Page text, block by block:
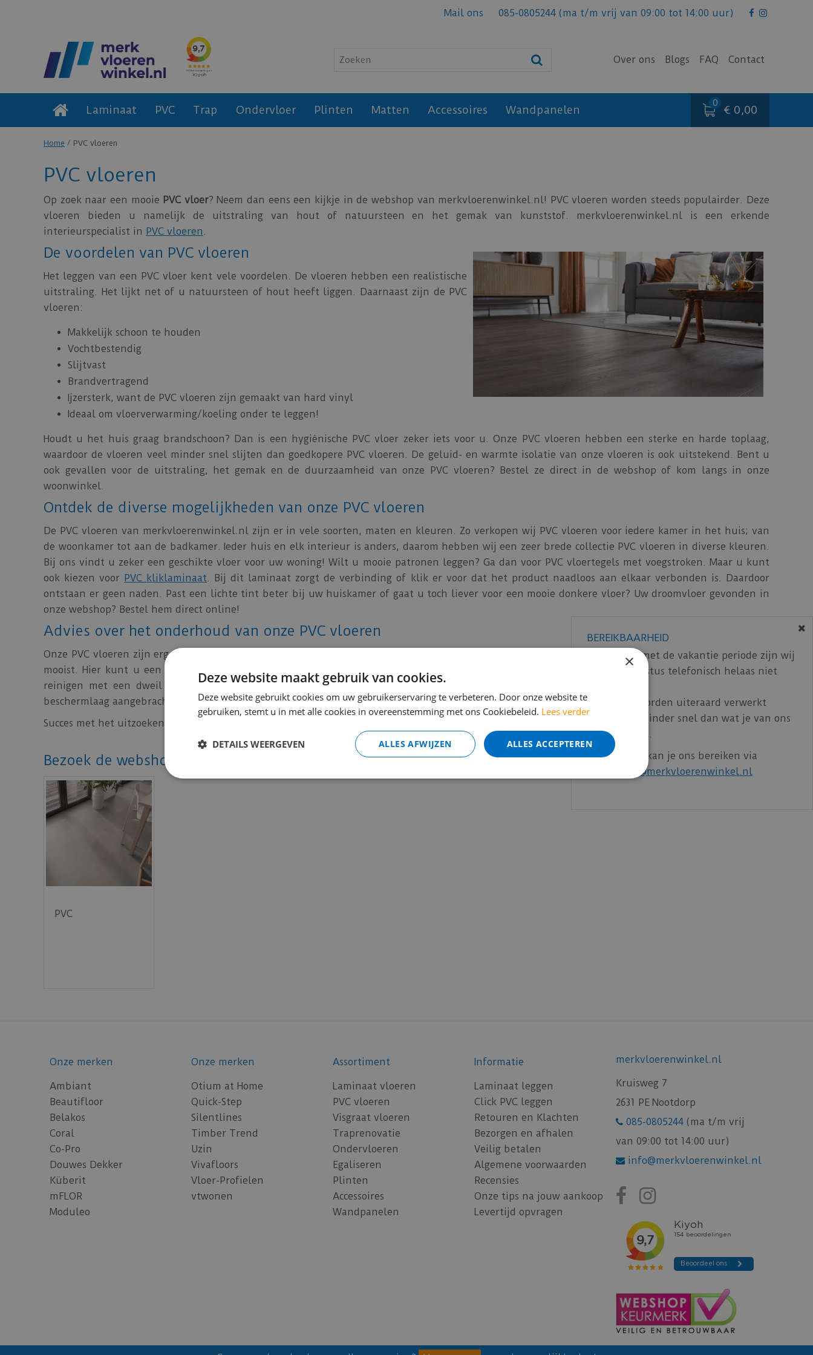
Home PVC vloeren
Mail ons 085-0805244 (ma t/m vrij van 09:00 tot 14:00 uur)
Over ons Blogs FAQ Contact
Laminaat PVC Trap Ondervloer Plinten Matten Accessoires Wandpanelen € 0,00
PVC vloeren
Op zoek naar een mooie PVC vloer? Neem dan eens een kijkje in de webshop van merkvloerenwinkel.nl! PVC vloeren worden steeds populairder. Deze
vloeren bieden u namelijk de uitstraling van hout of natuursteen en het gemak van kunststof. merkvloerenwinkel.nl is een erkende
interieurspecialist in PVC vloeren .
De voordelen van PVC vloeren
Het leggen van een PVC vloer kent vele voordelen. De vloeren hebben een realistische
uitstraling. Het lijkt net of u natuursteen of hout heeft liggen. Daarnaast zijn de PVC
vloeren:
Makkelijk schoon te houden
Vochtbestendig
Slijtvast
Brandvertragend
Ijzersterk, want de PVC vloeren zijn gemaakt van hard vinyl
Ideaal om vloerverwarming/koeling onder te leggen!
Houdt u het huis graag brandschoon? Dan is een hygiënische PVC vloer zeker iets voor u. Onze PVC vloeren hebben een sterke en harde toplaag,
waardoor de vloeren veel minder snel slijten dan goedkopere PVC vloeren. De geluid- en warmte isolatie van onze vloeren is ook uitstekend. Bent u
ook gevallen voor de uitstraling, het gemak en de duurzaamheid van onze PVC vloeren? Bestel ze direct in de webshop of kom langs in onze
woonwinkel.
Ontdek de diverse mogelijkheden van onze PVC vloeren
De PVC vloeren van merkvloerenwinkel.nl zijn er in vele soorten, maten en kleuren. Zo verkopen wij PVC vloeren voor iedere kamer in het huis; van
de woonkamer tot aan de badkamer. Ieder huis en elk interieur is anders, daarom hebben wij een zeer brede collectie PVC vloeren in diverse kleuren.
Bij ons vindt u zeker een geschikte vloer voor uw woning! Wilt u mooie patronen leggen? Ga dan voor PVC vloertegels met voegstroken. Maar u kunt
ook kiezen voor PVC kliklaminaat . Bij dit laminaat zorgt de verbinding of klik er voor dat het product naadloos aan elkaar verbonden is. Daardoor
ontstaan er geen naden. Past een lichte tint beter bij uw huiskamer of gaat u toch liever voor een mooie donkere vloer? Uw droomvloer gevonden in
onze webshop? Bestel hem direct online!
Advies over het onderhoud van onze PVC vloeren
Onze PVC vloeren zijn erg gemakkelijk in
, maar geen enkele vloer is onderhoudsvrij. Door de vloer dagelijks te onderhouden blijft hij het
mooist. Hier kunt u een wisser of een stofzuiger met een zacht mondstuk voor gebruiken. Daarnaast is het aan te raden om de vloer wekelijks te
reinigen met een dweil of mop. U kunt er voor kiezen om één keer per jaar periodiek onderhoud uit te voeren. Hierbij wordt er een nieuwe
beschermlaag aangebracht op de vloer.
Succes met het uitzoeken van een prachtige PVC vloer in onze webshop! Komt u er niet uit? Kom dan gerust even langs in onze showroom in Nootdorp!
Bezoek de webshop
PVC
Onze merken
Ambiant
Beautifloor
Belakos
Coral
Co-Pro
Douwes Dekker
Küberit
mFLOR
Moduleo
Onze merken
Otium at Home
Quick-Step
Silentlines
Timber Trend
Uzin
Vivafloors
Vloer-Profielen
vtwonen
Assortiment
Laminaat vloeren
PVC vloeren
Visgraat vloeren
Traprenovatie
Ondervloeren
Egaliseren
Plinten
Accessoires
Wandpanelen
Informatie
Laminaat leggen
Click PVC leggen
Retouren en Klachten
Bezorgen en afhalen
Veilig betalen
Algemene voorwaarden
Recensies
Onze tips na jouw aankoop
Levertijd opvragen
merkvloerenwinkel.nl
Kruisweg 7
2631 PE Nootdorp
085-0805244 (ma t/m vrij
van 09:00 tot 14:00 uur)
info@merkvloerenwinkel.nl
BEREIKBAARHEID
In verband met de vakantie periode zijn wij
t/m 14 augustus telefonisch helaas niet
Bestelling worden uiteraard verwerkt
echter iets minder snel dan wat je van ons
gewend bent.
Voor vragen kan je ons bereiken via
info@merkvloerenwinkel.nl
×
Deze website maakt gebruik van cookies.
Deze website gebruikt cookies om uw gebruikerservaring te verbeteren. Door onze website te
gebruiken, stemt u in met alle cookies in overeenstemming met ons Cookiebeleid. Lees verder
ALLES ACCEPTEREN
ALLES AFWIJZEN
DETAILS WEERGEVEN